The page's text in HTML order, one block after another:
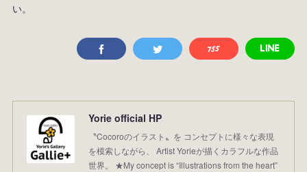
い。
Yorie official HP
〝Cocoroのイラスト〟を コンセプトに様々な表現
を模索しながら、 Artist Yorieが描くカラフルな作品
世界。 ★My concept is “Illustrations from the heart”